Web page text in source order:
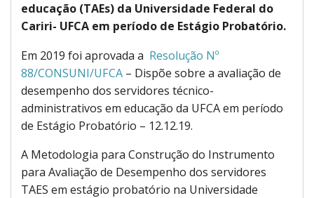
educação (TAEs) da Universidade Federal do
Cariri- UFCA em período de Estágio Probatório.
Em 2019 foi aprovada a Resolução Nº
88/CONSUNI/UFCA – Dispõe sobre a avaliação de
desempenho dos servidores técnico-
administrativos em educação da UFCA em período
de Estágio Probatório – 12.12.19.
A Metodologia para Construção do Instrumento
para Avaliação de Desempenho dos servidores
TAES em estágio probatório na Universidade